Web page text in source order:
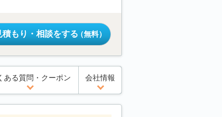
もり・相談をする（無料）
ある質問・クーポン 会社情報